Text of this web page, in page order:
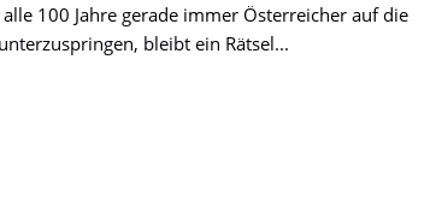
100 Jahre gerade immer Österreicher auf die
bleibt ein Rätsel...